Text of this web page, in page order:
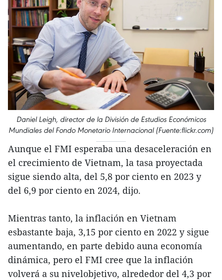
Daniel Leigh, director de la División de Estudios Económicos
Mundiales del Fondo Monetario Internacional (Fuente:flickr.com)
Aunque el FMI esperaba una desaceleración en
el crecimiento de Vietnam, la tasa proyectada
sigue siendo alta, del 5,8 por ciento en 2023 y
del 6,9 por ciento en 2024, dijo.
Mientras tanto, la inflación en Vietnam
esbastante baja, 3,15 por ciento en 2022 y sigue
aumentando, en parte debido auna economía
dinámica, pero el FMI cree que la inflación
volverá a su nivelobjetivo, alrededor del 4,3 por